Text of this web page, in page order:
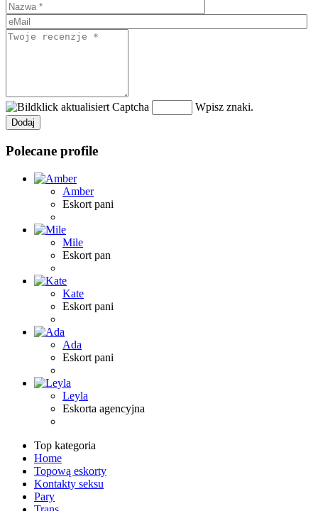
Wpisz znaki.
Polecane profile
Amber
Eskort pani
Mile
Eskort pan
Kate
Eskort pani
Ada
Eskort pani
Leyla
Eskorta agencyjna
Top kategoria
Home
Topową eskorty
Kontakty seksu
Pary